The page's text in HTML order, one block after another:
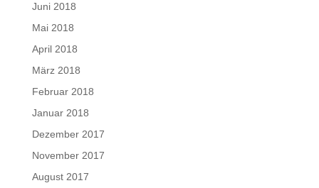
Juni 2018
Mai 2018
April 2018
März 2018
Februar 2018
Januar 2018
Dezember 2017
November 2017
August 2017